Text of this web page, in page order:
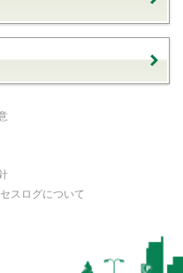
スログについて